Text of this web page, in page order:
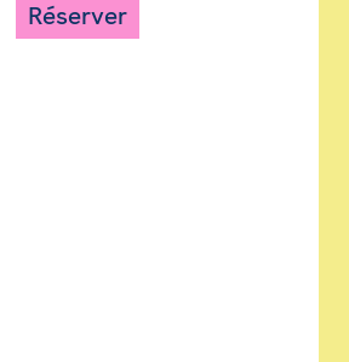
Réserver